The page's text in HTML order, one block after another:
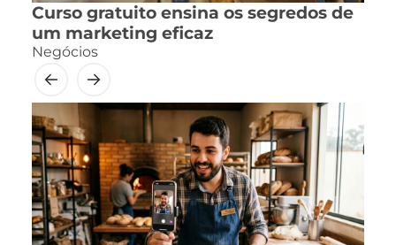
Curso gratuito ensina os segredos de
um marketing eficaz
Negócios